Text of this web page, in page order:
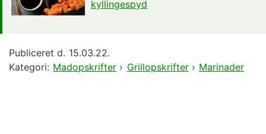
kyllingespyd
Publiceret d. 15.03.22.
Kategori: Madopskrifter › Grillopskrifter› Marinader